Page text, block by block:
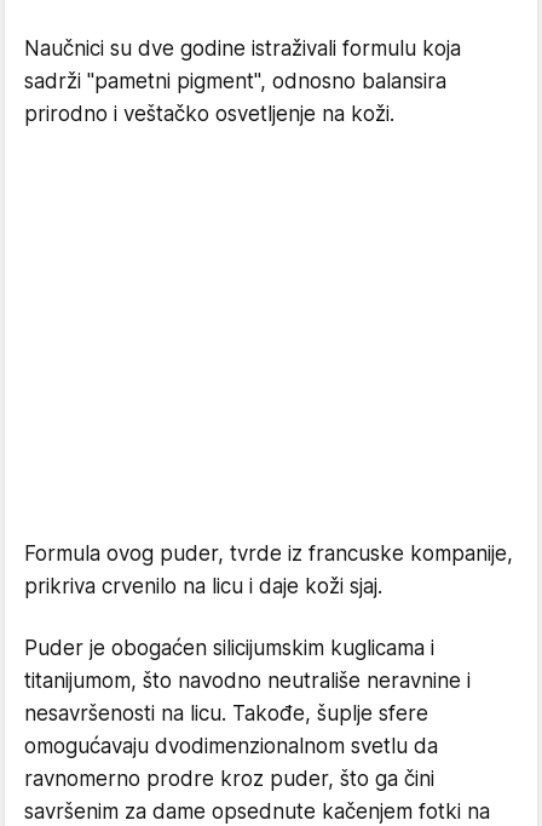
Naučnici su dve godine istraživali formulu koja
sadrži "pametni pigment", odnosno balansira
prirodno i veštačko osvetljenje na koži.
Formula ovog puder, tvrde iz francuske kompanije,
prikriva crvenilo na licu i daje koži sjaj.
Puder je obogaćen silicijumskim kuglicama i
titanijumom, što navodno neutrališe neravnine i
nesavršenosti na licu. Takođe, šuplje sfere
omogućavaju dvodimenzionalnom svetlu da
ravnomerno prodre kroz puder, što ga čini
savršenim za dame opsednute kačenjem fotki na